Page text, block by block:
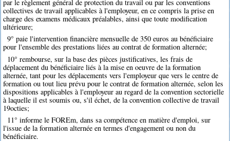
par le règlement général de protection du travail ou par les conventions
collectives de travail applicables à l'employeur, en ce compris la prise en
charge des examens médicaux préalables, ainsi que toute modification
ultérieure;
9° paie l'intervention financière mensuelle de 350 euros au bénéficiaire
pour l'ensemble des prestations liées au contrat de formation alternée;
10° rembourse, sur la base des pièces justificatives, les frais de
déplacement du bénéficiaire liés à la mise en oeuvre de la formation
alternée, tant pour les déplacements vers l'employeur que vers le centre de
formation ou tout lieu prévu pour le contrat de formation alternée, selon les
dispositions applicables à l'employeur au regard de la convention sectorielle
à laquelle il est soumis ou, s'il échet, de la convention collective de travail
19octies;
11° informe le FOREm, dans sa compétence en matière d'emploi, sur
l'issue de la formation alternée en termes d'engagement ou non du
bénéficiaire.